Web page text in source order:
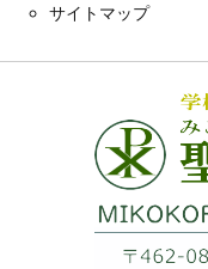
サイトマップ